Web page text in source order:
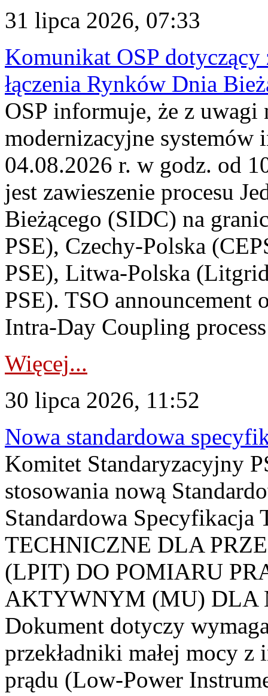
31 lipca 2026, 07:33
Komunikat OSP dotyczący
łączenia Rynków Dnia
OSP informuje, że z uwagi
modernizacyjne
04.08.2026 r. w godz. od
jest zawieszenie procesu
Bieżącego (SIDC) na
PSE), Czechy-Polska
PSE), Litwa-Polska
PSE). TSO announcement
Intra-Day Coupling
Więcej...
30 lipca 2026, 11:52
Nowa standardowa
Komitet Standaryzacyjny
stosowania nową
Standardowa
TECHNICZNE DLA
(LPIT) DO POMIARU
AKTYWNYM (MU) DLA
Dokument dotyczy
przekładniki małej mocy
prądu (Low-Power